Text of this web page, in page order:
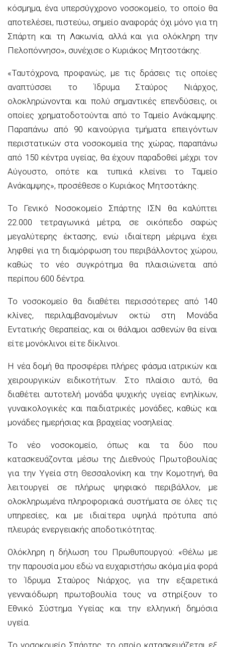
κόσμημα, ένα υπερσύγχρονο νοσοκομείο, το οποίο θα
αποτελέσει, πιστεύω, σημείο αναφοράς όχι μόνο για τη
Σπάρτη και τη Λακωνία, αλλά και για ολόκληρη την
Πελοπόννησο», συνέχισε ο Κυριάκος Μητσοτάκης.
«Ταυτόχρονα, προφανώς, με τις δράσεις τις οποίες
αναπτύσσει το Ίδρυμα Σταύρος Νιάρχος,
ολοκληρώνονται και πολύ σημαντικές επενδύσεις, οι
οποίες χρηματοδοτούνται από το Ταμείο Ανάκαμψης.
Παραπάνω από 90 καινούργια τμήματα επειγόντων
περιστατικών στα νοσοκομεία της χώρας, παραπάνω
από 150 κέντρα υγείας, θα έχουν παραδοθεί μέχρι τον
Αύγουστο, οπότε και τυπικά κλείνει το Ταμείο
Ανάκαμψης», προσέθεσε ο Κυριάκος Μητσοτάκης.
Το Γενικό Νοσοκομείο Σπάρτης ΙΣΝ θα καλύπτει
22.000 τετραγωνικά μέτρα, σε οικόπεδο σαφώς
μεγαλύτερης έκτασης, ενώ ιδιαίτερη μέριμνα έχει
ληφθεί για τη διαμόρφωση του περιβάλλοντος χώρου,
καθώς το νέο συγκρότημα θα πλαισιώνεται από
περίπου 600 δέντρα.
Το νοσοκομείο θα διαθέτει περισσότερες από 140
κλίνες, περιλαμβανομένων οκτώ στη Μονάδα
Εντατικής Θεραπείας, και οι θάλαμοι ασθενών θα είναι
είτε μονόκλινοι είτε δίκλινοι.
Η νέα δομή θα προσφέρει πλήρες φάσμα ιατρικών και
χειρουργικών ειδικοτήτων. Στο πλαίσιο αυτό, θα
διαθέτει αυτοτελή μονάδα ψυχικής υγείας ενηλίκων,
γυναικολογικές και παιδιατρικές μονάδες, καθώς και
μονάδες ημερήσιας και βραχείας νοσηλείας.
Το νέο νοσοκομείο, όπως και τα δύο που
κατασκευάζονται μέσω της Διεθνούς Πρωτοβουλίας
για την Υγεία στη Θεσσαλονίκη και την Κομοτηνή, θα
λειτουργεί σε πλήρως ψηφιακό περιβάλλον, με
ολοκληρωμένα πληροφοριακά συστήματα σε όλες τις
υπηρεσίες, και με ιδιαίτερα υψηλά πρότυπα από
πλευράς ενεργειακής αποδοτικότητας.
Ολόκληρη η δήλωση του Πρωθυπουργού: «Θέλω με
την παρουσία μου εδώ να ευχαριστήσω ακόμα μία φορά
το Ίδρυμα Σταύρος Νιάρχος, για την εξαιρετικά
γενναιόδωρη πρωτοβουλία τους να στηρίξουν το
Εθνικό Σύστημα Υγείας και την ελληνική δημόσια
υγεία.